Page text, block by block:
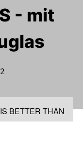
- mit
BETTER THAN